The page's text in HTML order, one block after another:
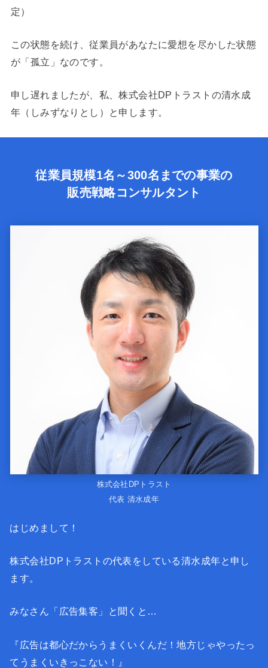
定）
この状態を続け、従業員があなたに愛想を尽かした状態
が「孤立」なのです。
申し遅れましたが、私、株式会社DPトラストの清水成
年（しみずなりとし）と申します。
従業員規模1名～300名までの事業の
販売戦略コンサルタント
株式会社DPトラスト
代表 清水成年
はじめまして！
株式会社DPトラストの代表をしている清水成年と申し
ます。
みなさん「広告集客」と聞くと…
『広告は都心だからうまくいくんだ！地方じゃやったっ
てうまくいきっこない！』